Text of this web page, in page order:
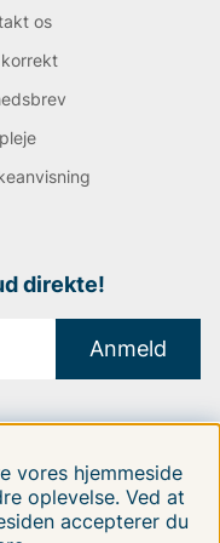
os
direkte!
Anmeld
vores hjemmeside
oplevelse. Ved at
accepterer du